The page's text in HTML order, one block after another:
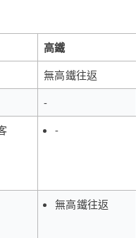
高鐵
無高鐵往返
-
-
無高鐵往返